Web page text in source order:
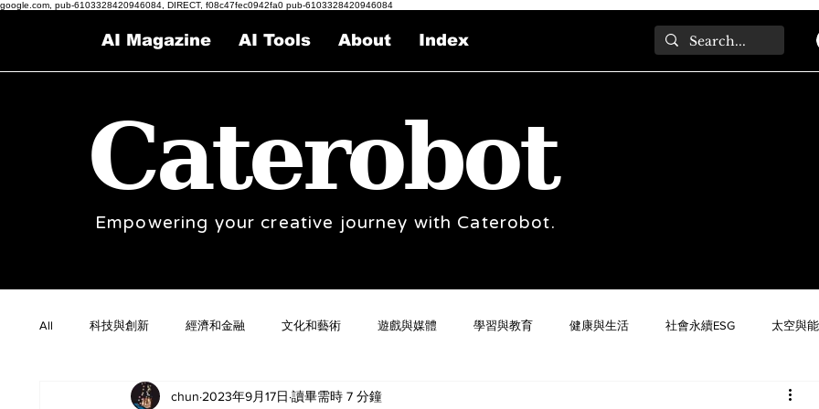
google.com, pub-6103328420946084, DIRECT, f08c47fec0942fa0 pub-6103328420946084
AI Magazine AI Tools About Index
Caterobot
Empowering your creative journey with Caterobot.
All 科技與創新 經濟和金融 文化和藝術 遊戲與媒體 學習與教育 健康與生活 社會永續ESG 太空與
chun 2023年9月17日 讀畢需時 7 分鐘